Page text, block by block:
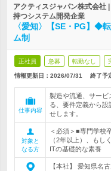
アクティスジャパン株式会社
持つシステム開発企業
〈愛知〉【SE・PG】◆
ム制
正社員 急募 転勤なし
情報更新日：2026/07/31 終了予
仕事内容
製造や流通、サービ
る、要件定義から
せします。
対象と
なる方
＜必須＞■専門学校
（2年以上）、もし
ITの基礎的な素養
【本社】 愛知県名